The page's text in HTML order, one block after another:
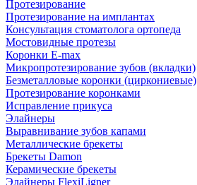
Протезирование
Протезирование на имплантах
Консультация стоматолога ортопеда
Мостовидные протезы
Коронки E-max
Микропротезирование зубов (вкладки)
Безметалловые коронки (циркониевые)
Протезирование коронками
Исправление прикуса
Элайнеры
Выравнивание зубов капами
Металлические брекеты
Брекеты Damon
Керамические брекеты
Элайнеры FlexiLigner